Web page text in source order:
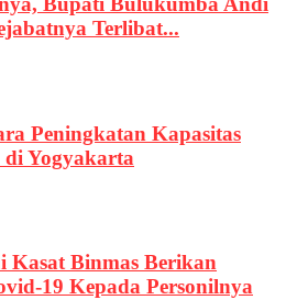
Terlibat...
Peningkatan Kapasitas
di Yogyakarta
Kasat Binmas Berikan
19 Kepada Personilnya